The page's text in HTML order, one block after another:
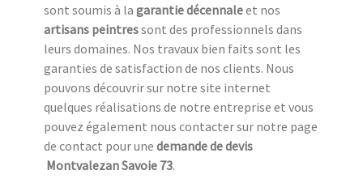
sont soumis à la garantie décennaleet nos
artisans peintressont des professionnels dans
leurs domaines. Nos travaux bien faits sont les
garanties de satisfaction de nos clients. Nous
pouvons découvrir sur notre site internet
quelques réalisations de notre entreprise et vous
pouvez également nous contacter sur notre page
de contact pour une demande de devis
Montvalezan Savoie 73.